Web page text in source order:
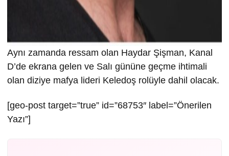
Aynı zamanda ressam olan Haydar Şişman, Kanal
D’de ekrana gelen ve Salı gününe geçme ihtimali
olan diziye mafya lideri Keledoş rolüyle dahil olacak.
[geo-post target=”true” id=”68753″ label=”Önerilen
Yazı”]